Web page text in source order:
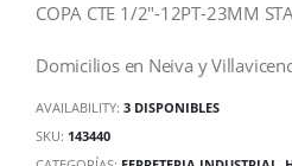
COPA CTE 1/2″-12PT-23MM
Domicilios en Neiva y
AVAILABILITY: 3 DISPONIBLES
SKU: 143440